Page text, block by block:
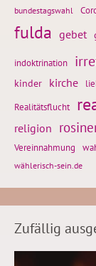
bundestagswahl
fulda gebet
indoktrination
kinder kirche
Realitätsflucht
religion
Vereinnahmung
wählerisch-sein.de
Zufällig